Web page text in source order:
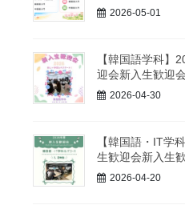
2026-05-01
【韓国語学科】
迎会新入生歓迎会
2026-04-30
【韓国語・IT学
生歓迎会新入生
2026-04-20